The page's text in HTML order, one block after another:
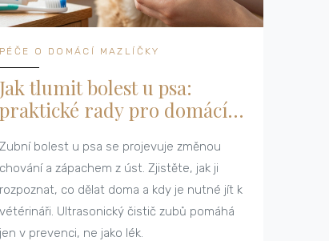
PÉČE O DOMÁCÍ MAZLÍČKY
Jak tlumit bolest u psa:
praktické rady pro domácí
Zubní bolest u psa se projevuje změnou
chování a zápachem z úst. Zjistěte, jak ji
rozpoznat, co dělat doma a kdy je nutné jít k
vétérináři. Ultrasonický čistič zubů pomáhá
jen v prevenci, ne jako lék.